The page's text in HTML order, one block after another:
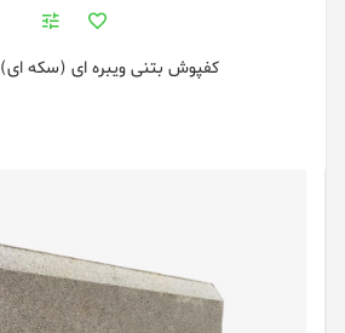
کفپوش بتنی ویبره ای (سکه ای) 40x40cm